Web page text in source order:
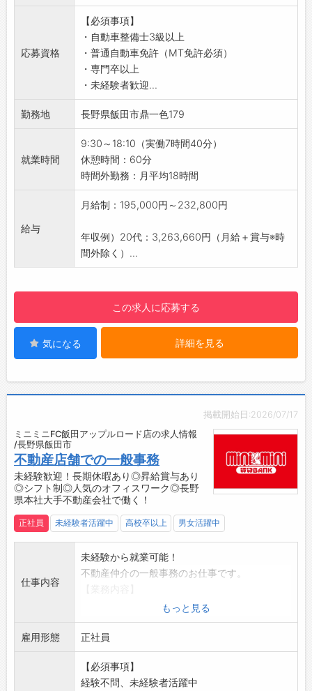
・無料駐車場完備
・更衣室、個人ロッカー
・休憩室、レンジ
・自販機
・喫煙：屋外指定の場�
【貸与品】
・制服：上下支給
・自身で準備：作業靴
【環境への取り組み】
天龍では次の世代の釣り人に、よりすばらし
い釣り環境を残していく為、水辺の清掃など
より自然環境にやさしい、環境負荷のすくな
す。 釣りの楽しさを知ってもらうために『釣
り教室』を地元の小学生向けに開催し、釣りの
【会社の特徴】
㈱天龍は、釣竿「ＴＥＮＲＹＵ」を手掛ける
釣竿メーカーです。
釣竿は、設計開発〜完成品までを作る一貫生
産体制となっております。
【採用担当からのメッセージ】
釣竿を始めとした魅力ある製品だけでなく、
働く仲間がやりがいを持ち、働きやすい職場に
していくために、『全社員研修の実施』、『改
善提案活動』、『より良い組織づくり』など会
社として様々なことに挑戦し続けています。
皆さんの応募をお待ちしております。
★お客様が安心してカーライフを送れるよう、
車を整備する大切なお仕事です♪
【やりがい】
・任された仕事をやり遂げたときの達成感！
・難解な不具合の原因を特定して解決したとき
に、自身の成長を感じられます！
・お客様からいただく感謝の言葉は、明日の仕
事へのモチベーションに繋がります◎
・マツダ独自の価値観に基づき、お客様の信頼
を得るために“心技の育成”を目標とし、人材育
成に力を入れています。
・継続的な成長確認を通じて研鑽に励み、社員
す。
・メカニックにおいては、段階ごとに細かくミ
マネージャー」→「店長」→「本部スタッフ」
と、キャリアを描いていくことが可能です♪
【職場の雰囲気・社風】
・魅力の1つが、風通しの良さです！
一度、全社員が集まる「ビジョンミーティン
グ」という会議を設け、部門・役職・経験年
り、“KSビジョン実現の為にどのような行動を
すれば良いか”という話し合いを行っておりま
す。
・店舗では、スタッフ全員と担当の本社スタッ
フで、職場環境や業務改善のための「クリアミ
ーティング」を定期的に開催し、店舗と本部の
・社員同士が称讃の言葉を贈り合う「スマイル
カード」によって感謝の気持ちを大切にし、健
■仕事で苦労したこと・面白さ・やりがい（サ
ービスエンジニア担当）
故障して困っていたお客様から、直した後に
「ありがとう」と感謝されたときは嬉しいで
応募資格
【必須事項】
・自動車整備士3級以上
・普通自動車免許（MT免許必須）
・専門卒以上
・未経験者歓迎...
勤務地 長野県飯田市鼎一色179
就業時間
9:30～18:10（実働7時間40分）
休憩時間：60分
時間外勤務：月平均18時間
給与
月給制：195,000円～232,800円
年収例）20代：3,263,660円（月給＋賞与※時
間外除く）...
この求人に応募する
気になる 詳細を見る
掲載開始日:2026/07/17
ミニミニFC飯田アップルロード店の求人情報
/長野県飯田市
不動産店舗での一般事務
未経験歓迎！長期休暇あり◎昇給賞与あり
◎シフト制◎人気のオフィスワーク◎長野
県本社大手不動産会社で働く！
正社員 未経験者活躍中 高校卒以上 男女活躍中
仕事内容
未経験から就業可能！
不動産仲介の一般事務のお仕事です。
■不動産仲介の一般事務
・お客様に紹介する賃貸物件のチラシ（物件台
帳）作成
・お部屋決定後の契約書類の作成
・契約金の入出金業務
・電話応対
もっと見る
雇用形態 正社員
【必須事項】
経験不問、未経験者活躍中